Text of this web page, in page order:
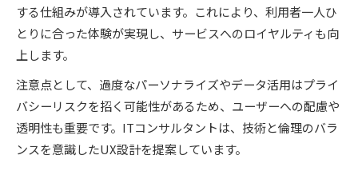
する仕組みが導入されています。これにより、利用者一人ひ
とりに合った体験が実現し、サービスへのロイヤルティも向
上します。
注意点として、過度なパーソナライズやデータ活用はプライ
バシーリスクを招く可能性があるため、ユーザーへの配慮や
透明性も重要です。ITコンサルタントは、技術と倫理のバラ
ンスを意識したUX設計を提案しています。